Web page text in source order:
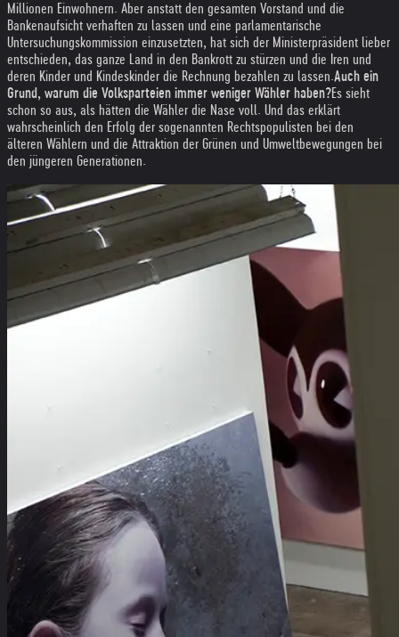
Millionen Einwohnern. Aber anstatt den gesamten Vorstand und die
Bankenaufsicht verhaften zu lassen und eine parlamentarische
Untersuchungskommission einzusetzten, hat sich der Ministerpräsident lieber
entschieden, das ganze Land in den Bankrott zu stürzen und die Iren und
deren Kinder und Kindeskinder die Rechnung bezahlen zu lassen.Auch ein
Grund, warum die Volksparteien immer weniger Wähler haben?Es sieht
schon so aus, als hätten die Wähler die Nase voll. Und das erklärt
wahrscheinlich den Erfolg der sogenannten Rechtspopulisten bei den
älteren Wählern und die Attraktion der Grünen und Umweltbewegungen bei
den jüngeren Generationen.